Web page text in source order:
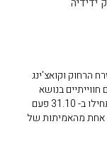
הרחוק וקואצ'ינג
בנושא
מדיטציות אקטיביות ואמיתות הבודהיזם. המפגשים יתחילו ב- 31.10 פעם
יוצגו כל אחת מהאמיתות של